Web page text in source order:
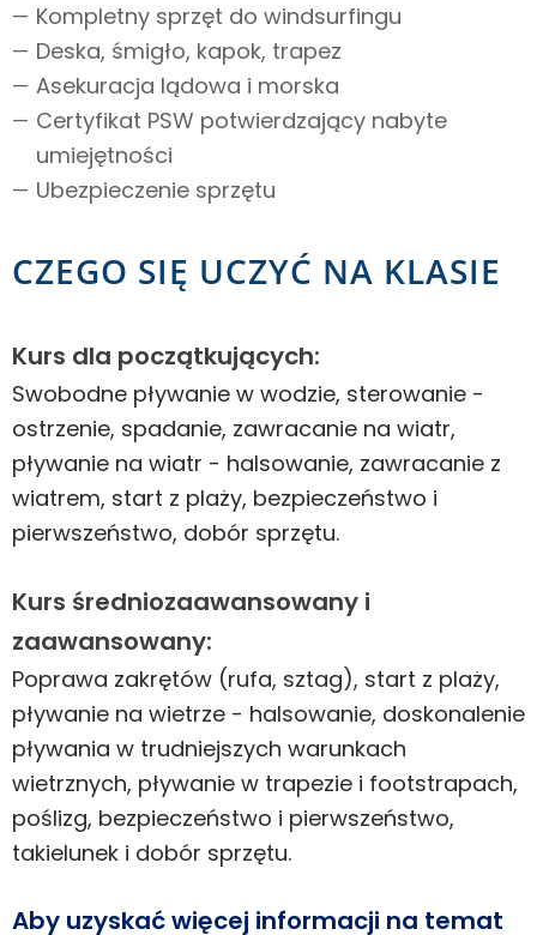
Kompletny sprzęt do windsurfingu
Deska, śmigło, kapok, trapez
Asekuracja lądowa i morska
Certyfikat PSW potwierdzający nabyte
umiejętności
Ubezpieczenie sprzętu
CZEGO SIĘ UCZYĆ NA KLASIE
Kurs dla początkujących:
Swobodne pływanie w wodzie, sterowanie -
ostrzenie, spadanie, zawracanie na wiatr,
pływanie na wiatr - halsowanie, zawracanie z
wiatrem, start z plaży, bezpieczeństwo i
pierwszeństwo, dobór sprzętu.
Kurs średniozaawansowany i
zaawansowany:
Poprawa zakrętów (rufa, sztag), start z plaży,
pływanie na wietrze - halsowanie, doskonalenie
pływania w trudniejszych warunkach
wietrznych, pływanie w trapezie i footstrapach,
poślizg, bezpieczeństwo i pierwszeństwo,
takielunek i dobór sprzętu.
Aby uzyskać więcej informacji na temat